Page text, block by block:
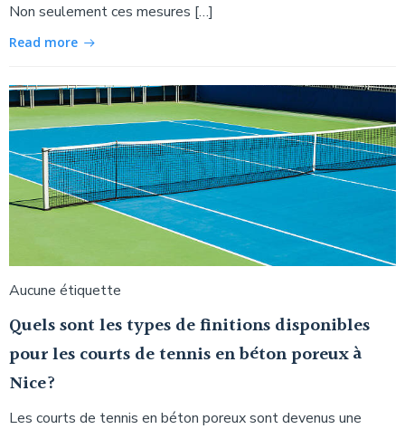
Non seulement ces mesures […]
Read more
Aucune étiquette
Quels sont les types de finitions disponibles
pour les courts de tennis en béton poreux à
Nice?
Les courts de tennis en béton poreux sont devenus une